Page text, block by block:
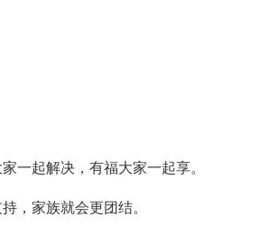
起解决，有福大家一起享。
，家族就会更团结。